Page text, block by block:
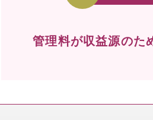
管理料が収益源のた